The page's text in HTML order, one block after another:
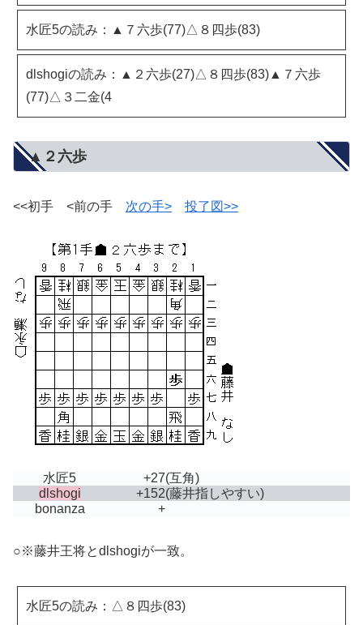
水匠5の読み：▲７六歩(77)△８四歩(83)
dlshogiの読み：▲２六歩(27)△８四歩(83)▲７六歩
(77)△３二金(4
▲２六歩
<<初手 <前の手 次の手> 投了図>>
水匠5 +27(互角)
dlshogi
+152(藤井指しやすい)
bonanza
+
○※藤井王将とdlshogiが一致。
水匠5の読み：△８四歩(83)